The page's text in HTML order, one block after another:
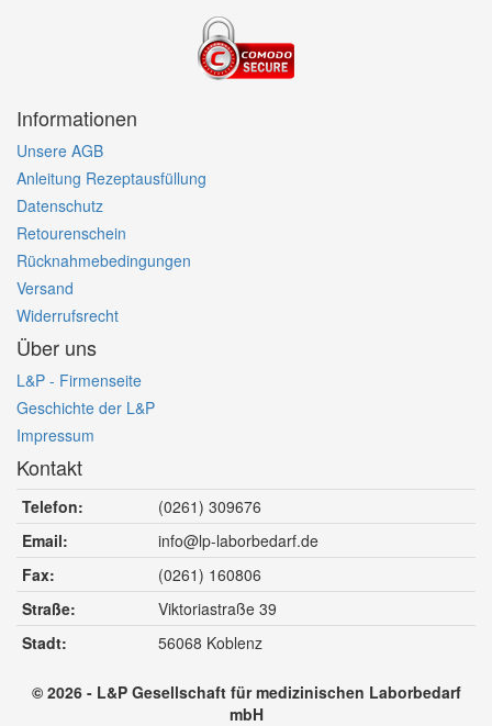
Informationen
Unsere AGB
Anleitung Rezeptausfüllung
Datenschutz
Retourenschein
Rücknahmebedingungen
Versand
Widerrufsrecht
Über uns
L&P - Firmenseite
Geschichte der L&P
Impressum
Kontakt
Telefon:
(0261) 309676
Email:
info@lp-laborbedarf.de
Fax:
(0261) 160806
Straße:
Viktoriastraße 39
Stadt:
56068 Koblenz
© 2026 - L&P Gesellschaft für medizinischen Laborbedarf
mbH